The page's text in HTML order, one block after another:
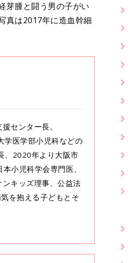
芽腫と闘う男の子がい
真は2017年に造血幹細
センター長。
学医学部小児科などの
、2020年より大阪市
小児科学会専門医、
キッズ理事、公益法
を抱える子どもとそ